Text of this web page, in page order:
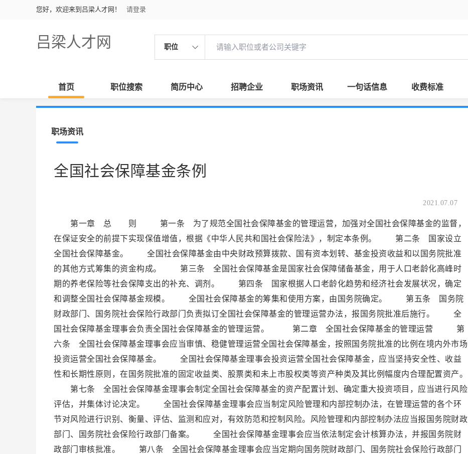
您好，欢迎来到吕梁人才网！ 请登录
吕梁人才网 职位
首页 职位搜索 简历中心 招聘企业 职场资讯 一句话信息 收费标准
职场资讯
全国社会保障基金条例
2021.07.07
第一章 总 则 第一条 为了规范全国社会保障基金的管理运营，加强对全国社会保障基金的监督，
在保证安全的前提下实现保值增值，根据《中华人民共和国社会保险法》，制定本条例。 第二条 国家设立
全国社会保障基金。 全国社会保障基金由中央财政预算拨款、国有资本划转、基金投资收益和以国务院批准
的其他方式筹集的资金构成。 第三条 全国社会保障基金是国家社会保障储备基金，用于人口老龄化高峰时
期的养老保险等社会保障支出的补充、调剂。 第四条 国家根据人口老龄化趋势和经济社会发展状况，确定
和调整全国社会保障基金规模。 全国社会保障基金的筹集和使用方案，由国务院确定。 第五条 国务院
财政部门、国务院社会保险行政部门负责拟订全国社会保障基金的管理运营办法，报国务院批准后施行。 全
国社会保障基金理事会负责全国社会保障基金的管理运营。 第二章 全国社会保障基金的管理运营 第
六条 全国社会保障基金理事会应当审慎、稳健管理运营全国社会保障基金，按照国务院批准的比例在境内外市场
投资运营全国社会保障基金。 全国社会保障基金理事会投资运营全国社会保障基金，应当坚持安全性、收益
性和长期性原则，在国务院批准的固定收益类、股票类和未上市股权类等资产种类及其比例幅度内合理配置资产。
第七条 全国社会保障基金理事会制定全国社会保障基金的资产配置计划、确定重大投资项目，应当进行风险
评估，并集体讨论决定。 全国社会保障基金理事会应当制定风险管理和内部控制办法，在管理运营的各个环
节对风险进行识别、衡量、评估、监测和应对，有效防范和控制风险。风险管理和内部控制办法应当报国务院财政
部门、国务院社会保险行政部门备案。 全国社会保障基金理事会应当依法制定会计核算办法，并报国务院财
政部门审核批准。 第八条 全国社会保障基金理事会应当定期向国务院财政部门、国务院社会保险行政部门